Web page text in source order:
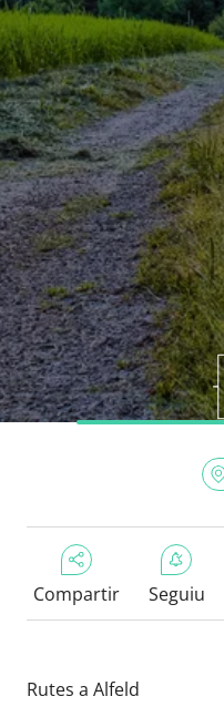
Compartir Seguiu
Rutes a Alfeld